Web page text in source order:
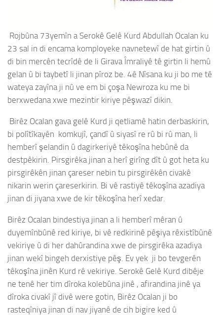
Rojbûna 73yemîn a Serokê Gelê Kurd Abdullah Ocalan ku
23 sal in di encama komployeke navnetewî de hat girtin û
di bin mercên tecrîdê de li Girava Îmraliyê tê girtin li hemû
gelan û bi taybetî li jinan pîroz be. 4ê Nîsana ku ji bo me tê
wateya zayîna ji nû ve em bi çoşa Newroza ku me bi
berxwedana xwe mezintir kiriye pêşwazî dikin.
Birêz Ocalan gava gelê Kurd ji qetliamê hatin derbaskirin,
bi polîtîkayên komkujî, çandî û siyasî re rû bi rû man, li
hemberî şelandin û dagirkeriyê têkoşîna hebûnê da
destpêkirin. Pirsgirêka jinan a herî girîng dît û got heta ku
pirsgirêkên jinan çareser nebin tu pirsgirêkên civakê
nikarin werin çareserkirin. Bi vê rastiyê têkoşîna azadiya
jinan di jiyana xwe de kir têkoşîna herî xedar.
Birêz Ocalan bindestiya jinan a li hemberî mêran û
duyemînbûnê red kiriye, bi vê redkirinê pêşiya rêxistîbûnê
vekiriye û di her dahûrandina xwe de pirsgirêka azadiya
jinan wekî bingeh derxistiye pêş. Ev yek ji bo tevgerên
têkoşîna jinên Kurd rê vekiriye. Serokê Gelê Kurd dibêje
ne tenê her tim dîroka kolebûna jinê , afirandina jinê ya
dîroka civakî jî divê were gotin, Birêz Ocalan ji bo
rasteqîniya jinan di nav jiyanê de cih bigire ked û